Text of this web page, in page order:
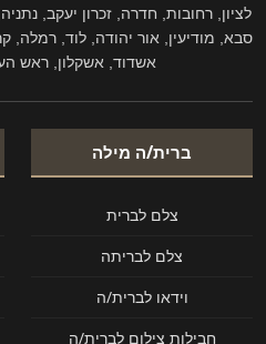
לציון, רחובות, חדרה, זכרון יעקב,
סבא, מודיעין, אור יהודה, לוד,
אשדוד, אשקלון, ראש
ברית/ה מילה
צלם לברית
צלם לבריתה
וידאו לברית/ה
חבילות צילום לברית/ה